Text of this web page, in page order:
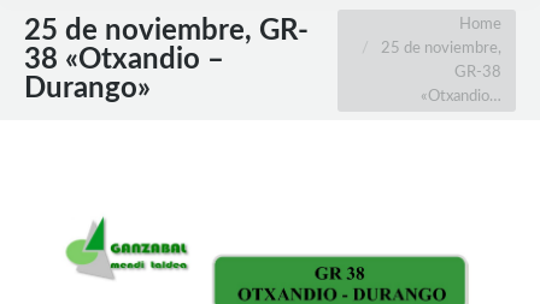
25 de noviembre, GR-
38 «Otxandio –
Durango»
Home
25 de noviembre,
GR-38
«Otxandio…